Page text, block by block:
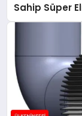
Sahip Süper